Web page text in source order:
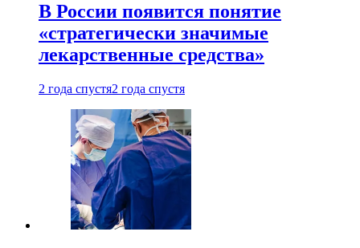
В России появится понятие
«стратегически значимые
лекарственные средства»
2 года спустя2 года спустя